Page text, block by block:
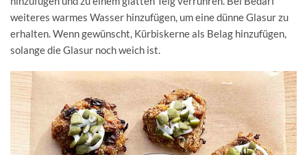
weiteres warmes Wasser hinzufügen, um eine dünne Glasur zu
erhalten. Wenn gewünscht, Kürbiskerne als Belag hinzufügen,
solange die Glasur noch weich ist.